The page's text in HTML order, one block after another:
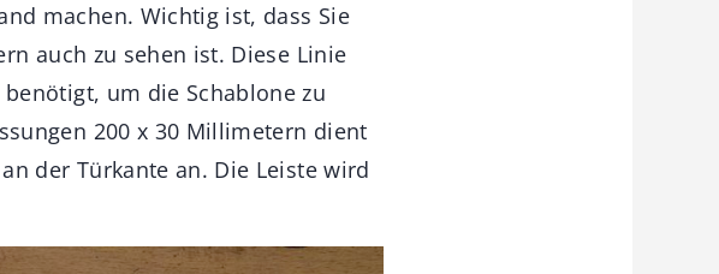
machen. Wichtig ist, dass Sie
auch zu sehen ist. Diese Linie
um die Schablone zu
200 x 30 Millimetern dient
der Türkante an. Die Leiste wird